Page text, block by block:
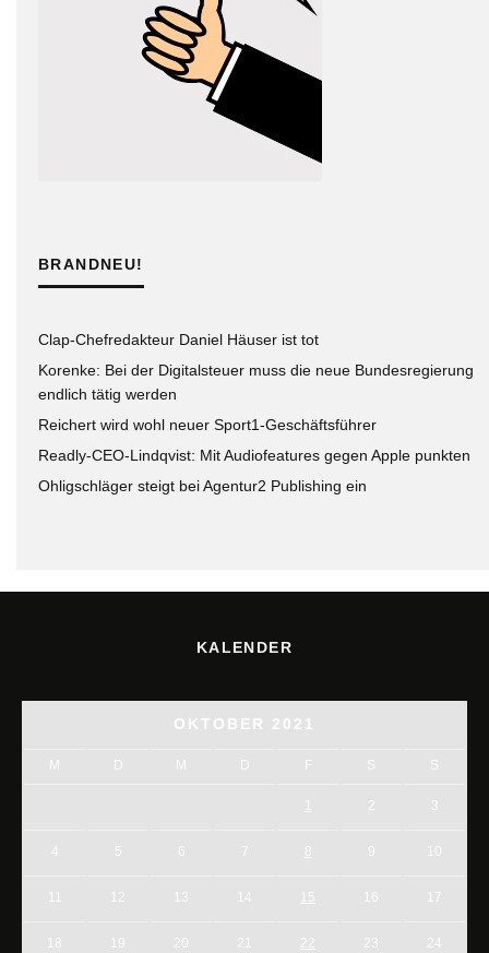
BRANDNEU!
Clap-Chefredakteur Daniel Häuser ist tot
Korenke: Bei der Digitalsteuer muss die neue Bundesregierung
endlich tätig werden
Reichert wird wohl neuer Sport1-Geschäftsführer
Readly-CEO-Lindqvist: Mit Audiofeatures gegen Apple punkten
Ohligschläger steigt bei Agentur2 Publishing ein
KALENDER
OKTOBER 2021
M D M D F S S
1 2 3
5 6 7 8 9 10
11 12 13 14 15 16 17
18 19 20 21 22 23 24